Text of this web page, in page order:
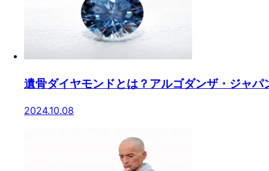
遺骨ダイヤモンドとは？アルゴダンザ・ジャパ
2024.10.08